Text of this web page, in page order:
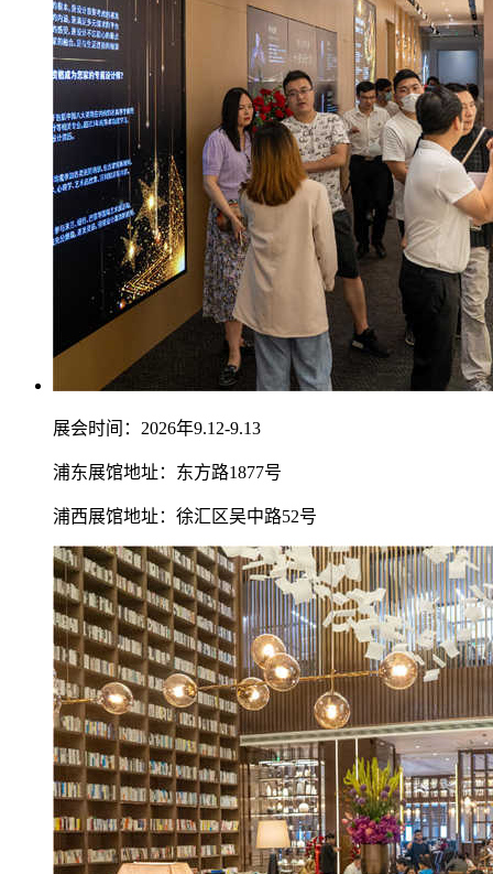
展会时间：2026年9.12-9.13
浦东展馆地址：东方路1877号
浦西展馆地址：徐汇区吴中路52号